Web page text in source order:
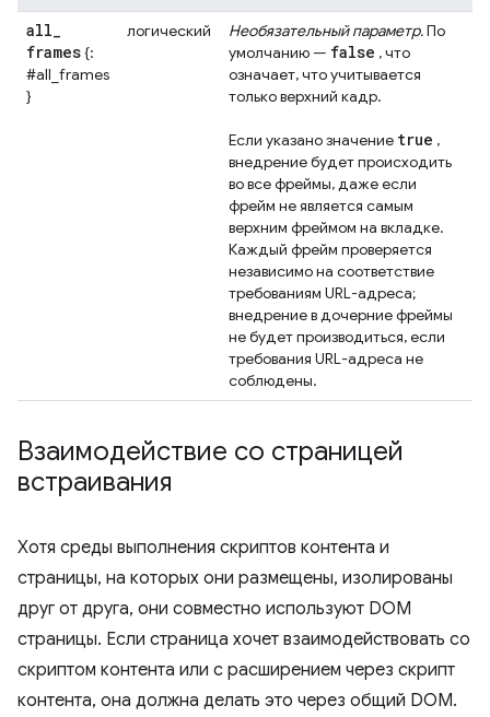
all_
frames{:
#all_frames
}
логический Необязательный параметр.По
умолчанию — false , что
означает, что учитывается
только верхний кадр.
Если указано значение true ,
внедрение будет происходить
во все фреймы, даже если
фрейм не является самым
верхним фреймом на вкладке.
Каждый фрейм проверяется
независимо на соответствие
требованиям URL-адреса;
внедрение в дочерние фреймы
не будет производиться, если
требования URL-адреса не
соблюдены.
Взаимодействие со страницей
встраивания
Хотя среды выполнения скриптов контента и
страницы, на которых они размещены, изолированы
друг от друга, они совместно используют DOM
страницы. Если страница хочет взаимодействовать со
скриптом контента или с расширением через скрипт
контента, она должна делать это через общий DOM.